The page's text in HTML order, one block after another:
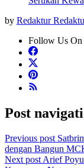
by Redaktur
Follow Us On
Post
Previous post
dengan Bangun
Next post Arief